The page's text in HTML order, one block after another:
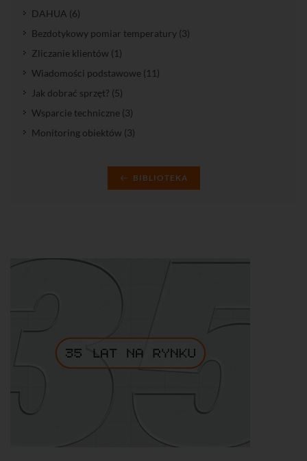
DAHUA (6)
Bezdotykowy pomiar temperatury (3)
Zliczanie klientów (1)
Wiadomości podstawowe (11)
Jak dobrać sprzęt? (5)
Wsparcie techniczne (3)
Monitoring obiektów (3)
BIBLIOTEKA